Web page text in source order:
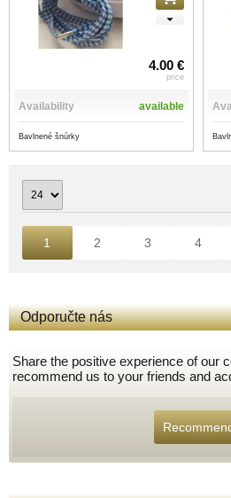
4.00 €
price
Availability available
Bavlnené šnúrky
1 2 3 4
Odporučte nás
Share the positive experience of our
recommend us to your friends and